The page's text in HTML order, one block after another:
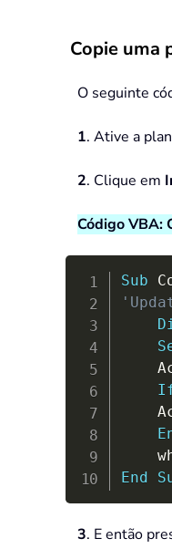
Copie uma
O seguinte
1. Ative a
2. Clique em
Código VBA:
Sub
End
3. E então